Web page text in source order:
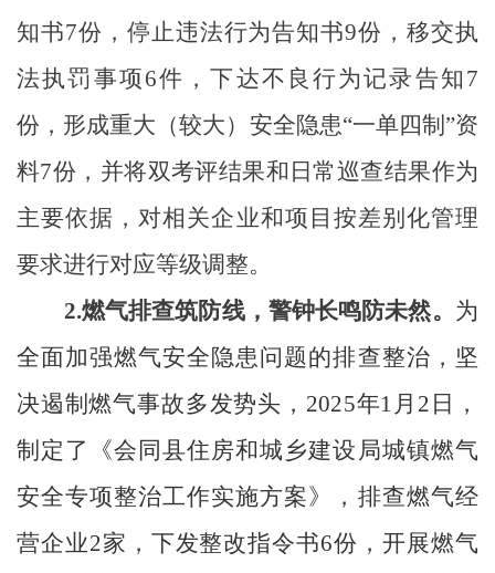
知书7份，停止违法行为告知书9份，移交执
法执罚事项6件，下达不良行为记录告知7
份，形成重大（较大）安全隐患“一单四制”资
料7份，并将双考评结果和日常巡查结果作为
主要依据，对相关企业和项目按差别化管理
要求进行对应等级调整。
2.燃气排查筑防线，警钟长鸣防未然。 为
全面加强燃气安全隐患问题的排查整治，坚
决遏制燃气事故多发势头， 2025年1月2日，
制定了《会同县住房和城乡建设局城镇燃气
安全专项整治工作实施方案》，排查燃气经
营企业2家，下发整改指令书6份，开展燃气